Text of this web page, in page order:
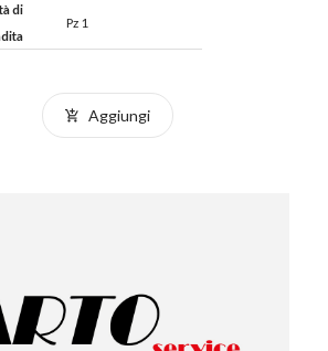
di
Pz 1
Aggiungi